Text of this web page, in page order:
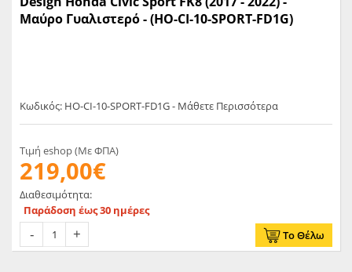
Μαύρο Γυαλιστερό - (HO-CI-10-SPORT-FD1G)
Κωδικός: HO-CI-10-SPORT-FD1G - Μάθετε Περισσότερα
Τιμή eshop (Με ΦΠΑ)
219,00€
Διαθεσιμότητα:
Παράδοση έως 30 ημέρες
Το Θέλω